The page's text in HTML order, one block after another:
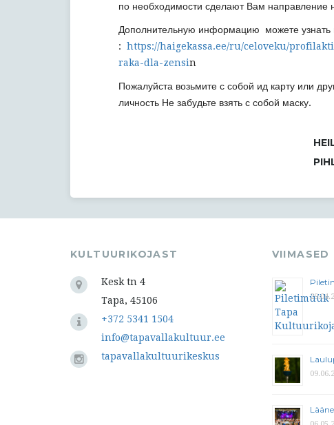
по необходимости сделают Вам направление
Дополнительную информацию можете узнать
: https://haigekassa.ee/ru/celoveku/
raka-dla-zensin
Пожалуйста возьмите с собой ид карту или
личность Не забудьте взять с собой маску.
KULTUURIKOJAST
Kesk tn 4
Tapa, 45106
+372 5341 1504
info@tapavallakultuur.ee
tapavallakultuurikeskus
VIIMASED